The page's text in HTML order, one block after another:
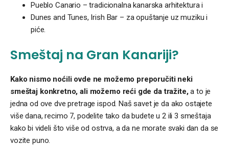
Pueblo Canario – tradicionalna kanarska arhitektura i
Dunes and Tunes, Irish Bar – za opuštanje uz muziku i
piće.
Smeštaj na Gran Kanariji?
Kako nismo noćili ovde ne možemo preporučiti neki
smeštaj konkretno, ali možemo reći gde da tražite,a to je
jedna od ove dve pretrage ispod. Naš savet je da ako ostajete
više dana, recimo 7, podelite tako da budete u 2 ili 3 smeštaja
kako bi videli što više od ostrva, a da ne morate svaki dan da se
vozite puno.